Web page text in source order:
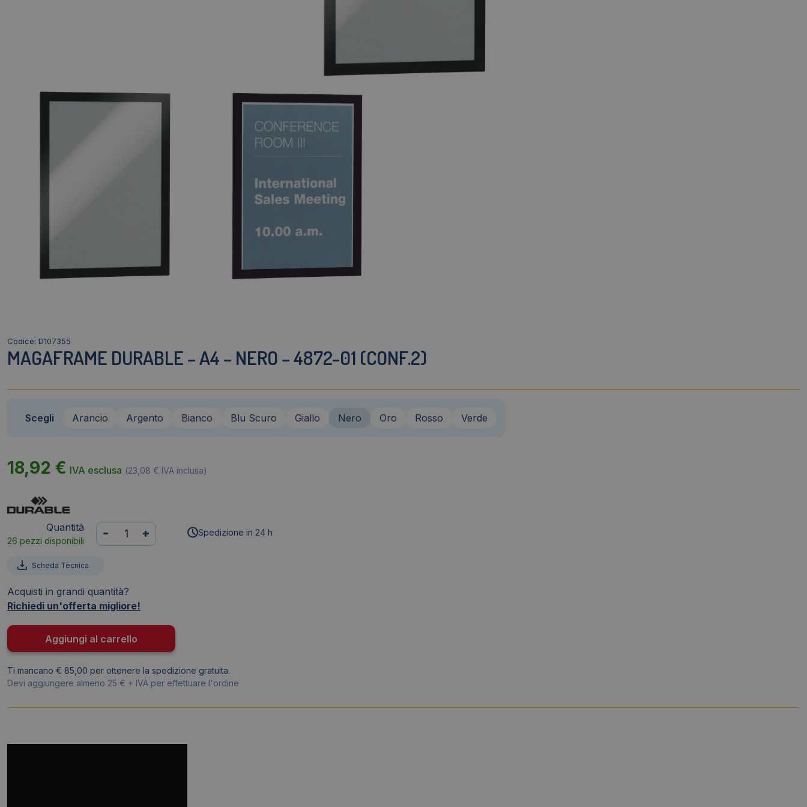
Codice: D107355
MAGAFRAME DURABLE – A4 – NERO – 4872-01 (CONF.2)
Scegli Arancio Argento Bianco Blu Scuro Giallo Nero Oro Rosso Verde
18,92 € IVA esclusa (23,08 € IVA inclusa)
Quantità
26 pezzi disponibili
Magaframe
Durable
Nero
-
4872-
01
(conf.2)
quantità
- + Spedizione in 24 h
Scheda Tecnica
Acquisti in grandi quantità?
Richiedi un'offerta migliore!
Aggiungi al carrello
Ti mancano € 85,00 per ottenere la spedizione gratuita.
Devi aggiungere almeno 25 € + IVA per effettuare l'ordine